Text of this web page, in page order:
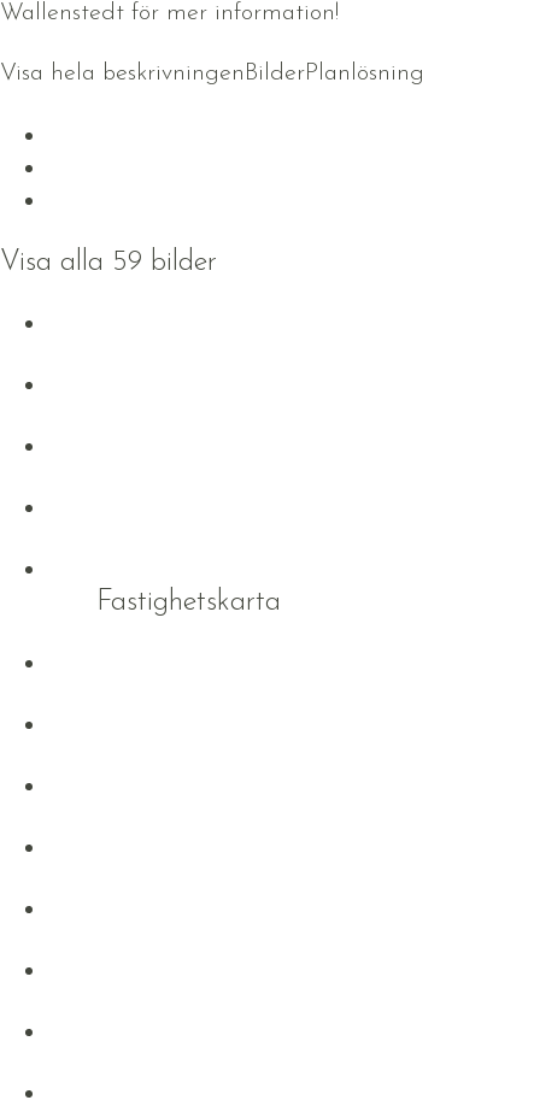
Wallenstedt för mer information!
Visa hela beskrivningen BilderPlanlösning
Visa alla 59 bilder
Fastighetskarta